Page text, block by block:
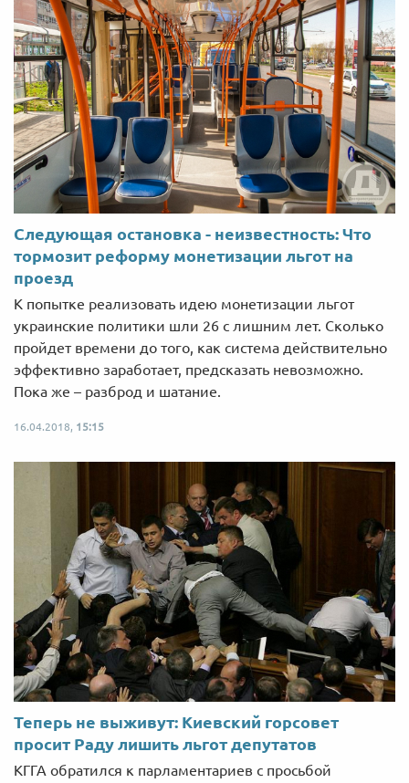
Следующая остановка - неизвестность: Что
тормозит реформу монетизации льгот на
проезд
К попытке реализовать идею монетизации льгот
украинские политики шли 26 с лишним лет. Сколько
пройдет времени до того, как система действительно
эффективно заработает, предсказать невозможно.
Пока же – разброд и шатание.
16.04.2018, 15:15
Теперь не выживут: Киевский горсовет
просит Раду лишить льгот депутатов
КГГА обратился к парламентариев с просьбой